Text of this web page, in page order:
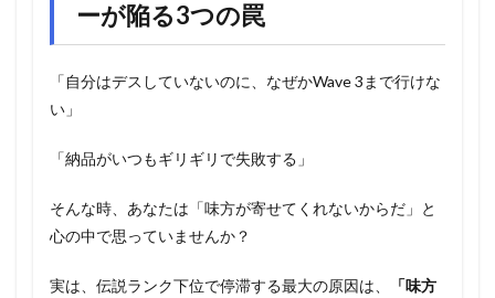
ーが陥る3つの罠
「自分はデスしていないのに、なぜかWave 3まで行けな
い」
「納品がいつもギリギリで失敗する」
そんな時、あなたは「味方が寄せてくれないからだ」と
心の中で思っていませんか？
実は、伝説ランク下位で停滞する最大の原因は、
「味方